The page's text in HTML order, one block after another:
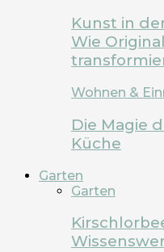
Kunst in
Wie
Wohnen &
Die Magie
Küche
Garten
Garten